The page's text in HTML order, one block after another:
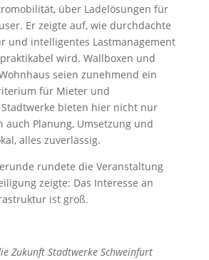
über Ladelösungen für
Er zeigte auf, wie durchdachte
und intelligentes Lastmanagement
wird. Wallboxen und
seien zunehmend ein
für Mieter und
bieten hier nicht nur
auch Planung, Umsetzung und
alles zuverlässig.
rundete die Veranstaltung
zeigte: Das Interesse an
ist groß.
Zukunft Stadtwerke Schweinfurt